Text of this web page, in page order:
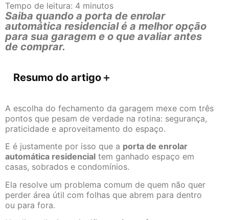
Tempo de leitura: 4 minutos
Saiba quando a porta de enrolar
automática residencial é a melhor opção
para sua garagem e o que avaliar antes
de comprar.
Resumo do artigo＋
A escolha do fechamento da garagem mexe com três
pontos que pesam de verdade na rotina: segurança,
praticidade e aproveitamento do espaço.
E é justamente por isso que a porta de enrolar
automática residencial tem ganhado espaço em
casas, sobrados e condomínios.
Ela resolve um problema comum de quem não quer
perder área útil com folhas que abrem para dentro
ou para fora.